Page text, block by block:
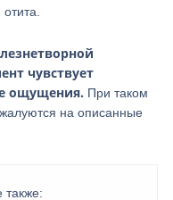
чувствует
ощущения. При таком
на описанные
также: